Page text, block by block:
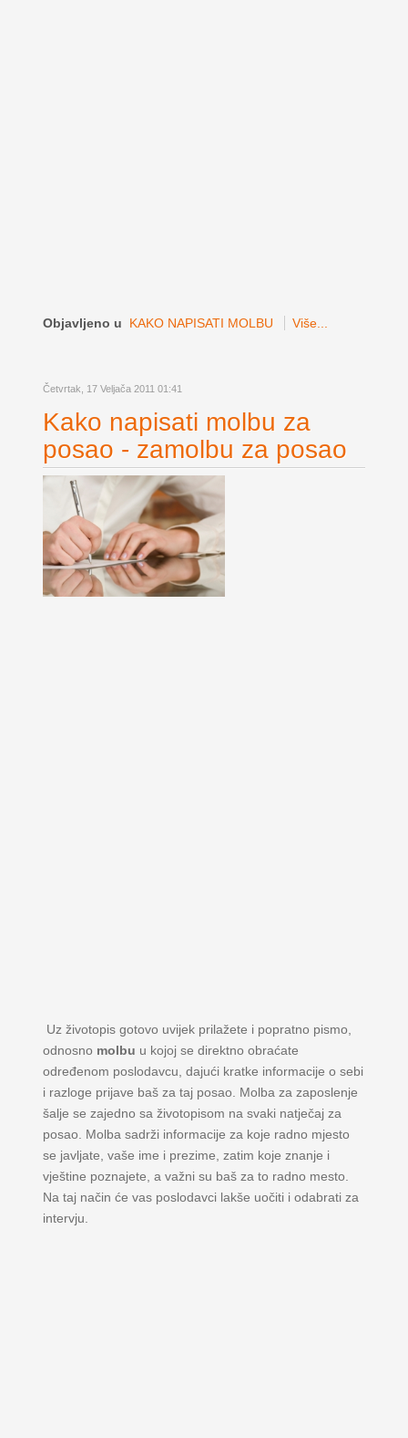
Objavljeno u KAKO NAPISATI MOLBU Više...
Četvrtak, 17 Veljača 2011 01:41
Kako napisati molbu za
posao - zamolbu za posao
Uz životopis gotovo uvijek prilažete i popratno pismo,
odnosno molbu u kojoj se direktno obraćate
određenom poslodavcu, dajući kratke informacije o sebi
i razloge prijave baš za taj posao. Molba za zaposlenje
šalje se zajedno sa životopisom na svaki natječaj za
posao. Molba sadrži informacije za koje radno mjesto
se javljate, vaše ime i prezime, zatim koje znanje i
vještine poznajete, a važni su baš za to radno mesto.
Na taj način će vas poslodavci lakše uočiti i odabrati za
intervju.